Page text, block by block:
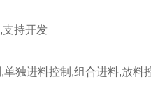
,支持开发
,单独进料控制 ,组合进料,放料